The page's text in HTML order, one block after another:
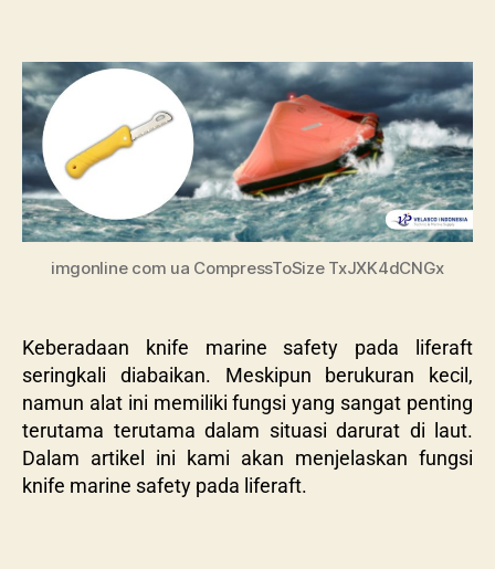
imgonline com ua CompressToSize TxJXK4dCNGx
Keberadaan knife marine safety pada liferaft
seringkali diabaikan. Meskipun berukuran kecil,
namun alat ini memiliki fungsi yang sangat penting
terutama terutama dalam situasi darurat di laut.
Dalam artikel ini kami akan menjelaskan fungsi
knife marine safety pada liferaft.